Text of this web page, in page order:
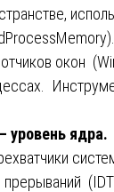
окон
уровень ядра.
прерываний